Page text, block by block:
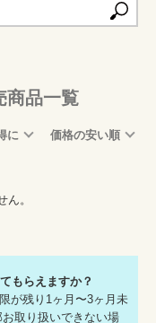
商品一覧
に 価格の安い順
。
もらえますか？
が残り1ヶ月〜3ヶ月未
取り扱いできない場